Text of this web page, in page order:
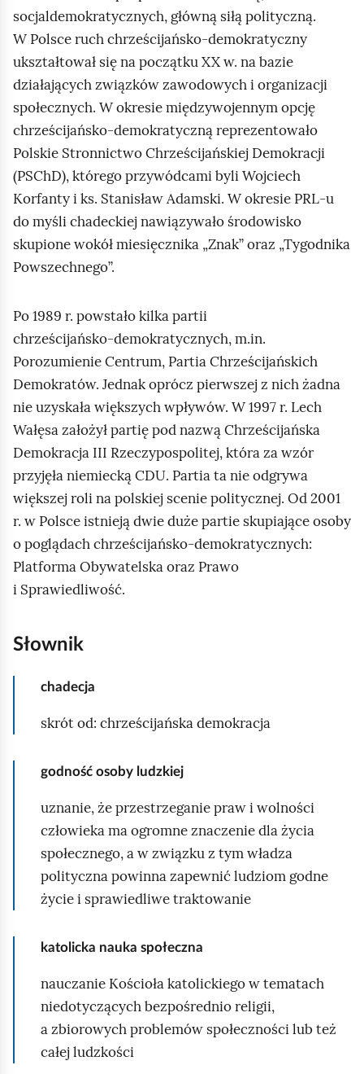
socjaldemokratycznych, główną siłą polityczną.
W Polsce ruch chrześcijańsko‑demokratyczny
ukształtował się na początku XX w. na bazie
działających związków zawodowych i organizacji
społecznych. W okresie międzywojennym opcję
chrześcijańsko‑demokratyczną reprezentowało
Polskie Stronnictwo Chrześcijańskiej Demokracji
(PSChD), którego przywódcami byli Wojciech
Korfanty i ks. Stanisław Adamski. W okresie PRL‑u
do myśli chadeckiej nawiązywało środowisko
skupione wokół miesięcznika „Znak” oraz „Tygodnika
Powszechnego”.
Po 1989 r. powstało kilka partii
chrześcijańsko‑demokratycznych, m.in.
Porozumienie Centrum, Partia Chrześcijańskich
Demokratów. Jednak oprócz pierwszej z nich żadna
nie uzyskała większych wpływów. W 1997 r. Lech
Wałęsa założył partię pod nazwą Chrześcijańska
Demokracja III Rzeczypospolitej, która za wzór
przyjęła niemiecką CDU. Partia ta nie odgrywa
większej roli na polskiej scenie politycznej. Od 2001
r. w Polsce istnieją dwie duże partie skupiające osoby
o poglądach chrześcijańsko‑demokratycznych:
Platforma Obywatelska oraz Prawo
i Sprawiedliwość.
Słownik
chadecja
skrót od: chrześcijańska demokracja
godność osoby ludzkiej
uznanie, że przestrzeganie praw i wolności
człowieka ma ogromne znaczenie dla życia
społecznego, a w związku z tym władza
polityczna powinna zapewnić ludziom godne
życie i sprawiedliwe traktowanie
katolicka nauka społeczna
nauczanie Kościoła katolickiego w tematach
niedotyczących bezpośrednio religii,
a zbiorowych problemów społeczności lub też
całej ludzkości